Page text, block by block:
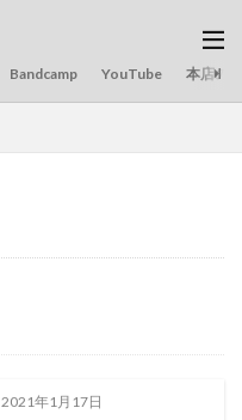
Bandcamp YouTube 本店の旅
2021年1月17日